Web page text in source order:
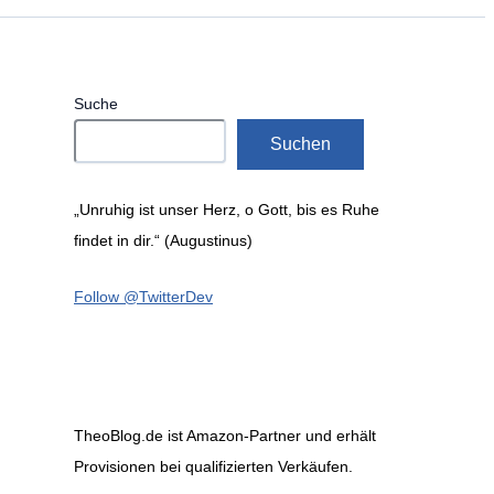
Suche
Suchen
„Unruhig ist unser Herz, o Gott, bis es Ruhe
findet in dir.“ (Augustinus)
Follow @TwitterDev
TheoBlog.de ist Amazon-Partner und erhält
Provisionen bei qualifizierten Verkäufen.